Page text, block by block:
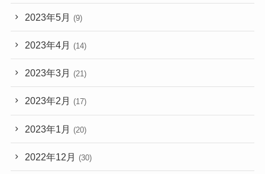
2023年5月 (9)
2023年4月 (14)
2023年3月 (21)
2023年2月 (17)
2023年1月 (20)
2022年12月 (30)